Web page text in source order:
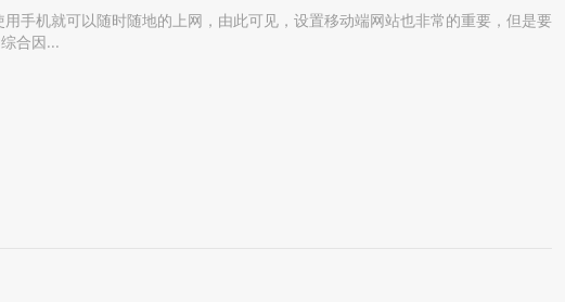
手机就可以随时随地的上网，由此可见，设置移动端网站也非常的重要，但是要
合因...